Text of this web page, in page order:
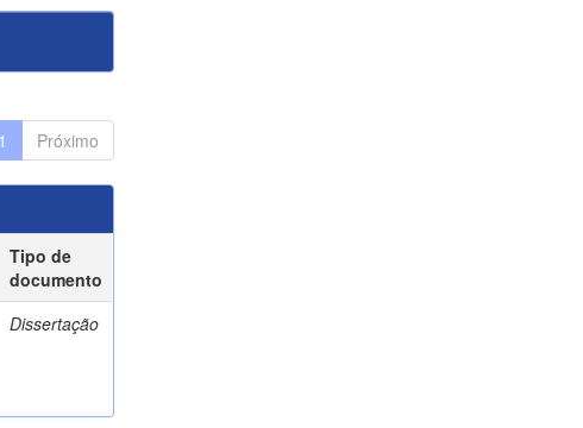
1 Próximo
Tipo de
documento
Dissertação